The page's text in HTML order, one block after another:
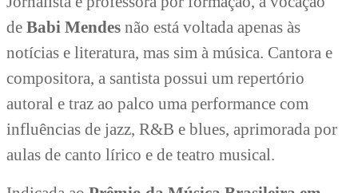
de Babi Mendes não está voltada apenas às
notícias e literatura, mas sim à música. Cantora e
compositora, a santista possui um repertório
autoral e traz ao palco uma performance com
influências de jazz, R&B e blues, aprimorada por
aulas de canto lírico e de teatro musical.